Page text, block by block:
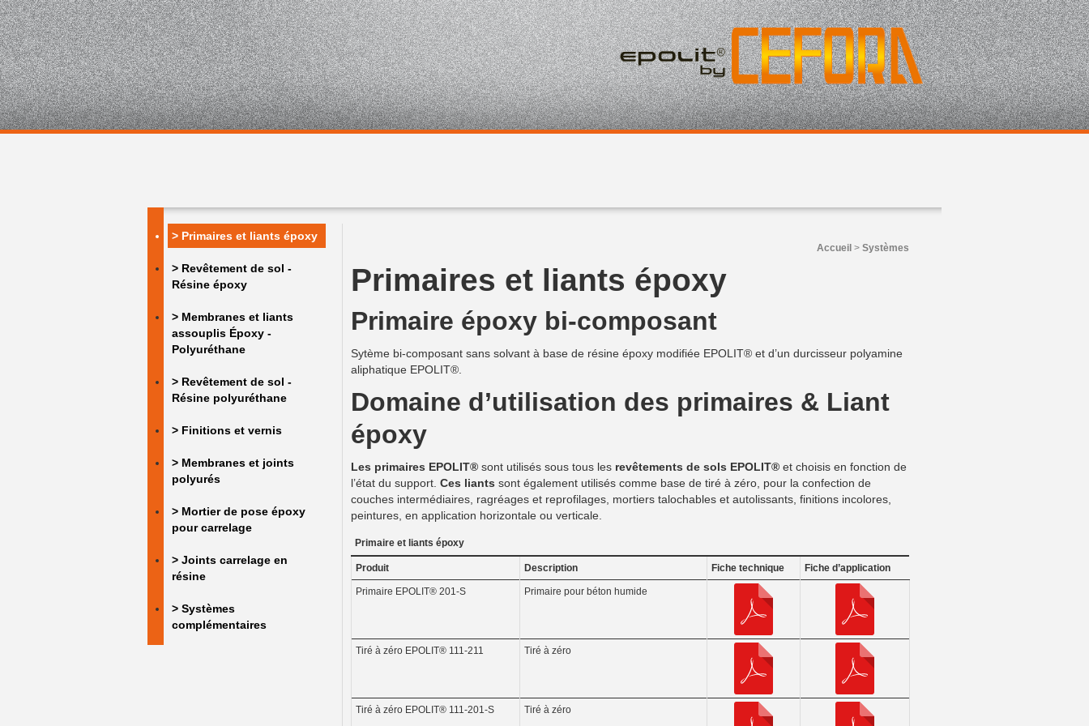
> Primaires et liants époxy
> Revêtement de sol -
Résine époxy
> Membranes et liants
assouplis Époxy -
Polyuréthane
> Revêtement de sol -
Résine polyuréthane
> Finitions et vernis
> Membranes et joints
polyurés
> Mortier de pose époxy
pour carrelage
> Joints carrelage en
résine
> Systèmes
complémentaires
Accueil > Systèmes
Primaires et liants époxy
Primaire époxy bi-composant
Sytème bi-composant sans solvant à base de résine époxy modifiée EPOLIT® et d’un durcisseur polyamine
aliphatique EPOLIT®.
Domaine d’utilisation des primaires & Liant
époxy
Les primaires EPOLIT® sont utilisés sous tous les revêtements de sols EPOLIT® et choisis en fonction de
l’état du support. Ces liants sont également utilisés comme base de tiré à zéro, pour la confection de
couches intermédiaires, ragréages et reprofilages, mortiers talochables et autolissants, finitions incolores,
peintures, en application horizontale ou verticale.
Primaire et liants époxy
Résumé du Tableau
Produit Description Fiche technique Fiche d’application
Primaire EPOLIT® 201-S Primaire pour béton humide
Tiré à zéro EPOLIT® 111-211 Tiré à zéro
Tiré à zéro EPOLIT® 111-201-S Tiré à zéro